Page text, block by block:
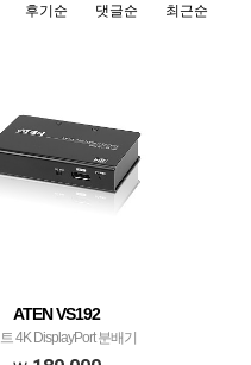
후기순 댓글순 최근순
ATEN VS192
4K DisplayPort 분배기